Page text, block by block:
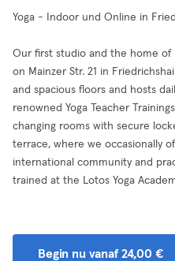
Yoga - Indoor und Online in
Our first studio and the home of
on Mainzer Str. 21 in
and spacious floors and hosts
renowned Yoga Teacher
changing rooms with secure
terrace, where we occasionally
international community and
trained at the Lotos Yoga
Begin nu vanaf 24,00 €